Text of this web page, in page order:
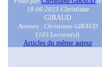
18-06-2023 Christiane
GIRAUD
Auteurs : Christiane GIRAUD
(103 Lecture(s))
Articles du même auteur